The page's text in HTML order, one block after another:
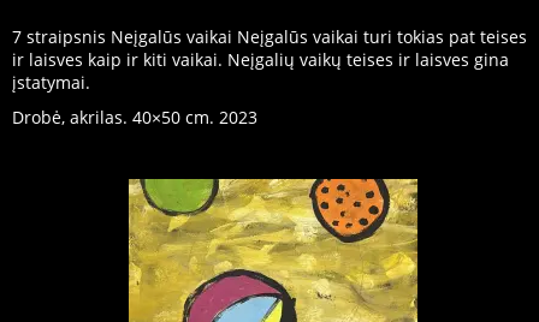
7 straipsnis Neįgalūs vaikai Neįgalūs vaikai turi tokias pat teises
ir laisves kaip ir kiti vaikai. Neįgalių vaikų teises ir laisves gina
įstatymai.
Drobė, akrilas. 40×50 cm. 2023